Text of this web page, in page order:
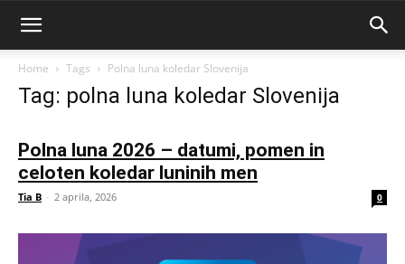
Home Tags Polna luna koledar Slovenija
Tag: polna luna koledar Slovenija
Polna luna 2026 – datumi, pomen in
celoten koledar luninih men
Tia B - 2 aprila, 2026 0